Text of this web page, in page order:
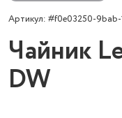
Артикул: #f0e03250-
Чайник
DW